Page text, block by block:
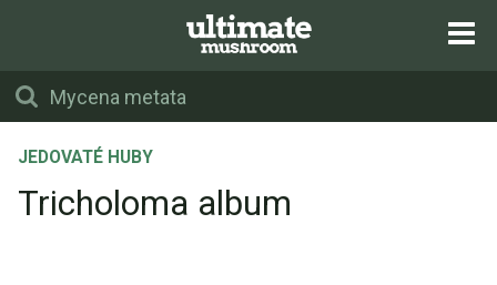
JEDOVATÉ HUBY
Tricholoma album